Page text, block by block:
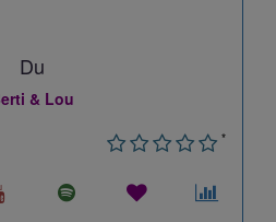
Du
& Lou
*